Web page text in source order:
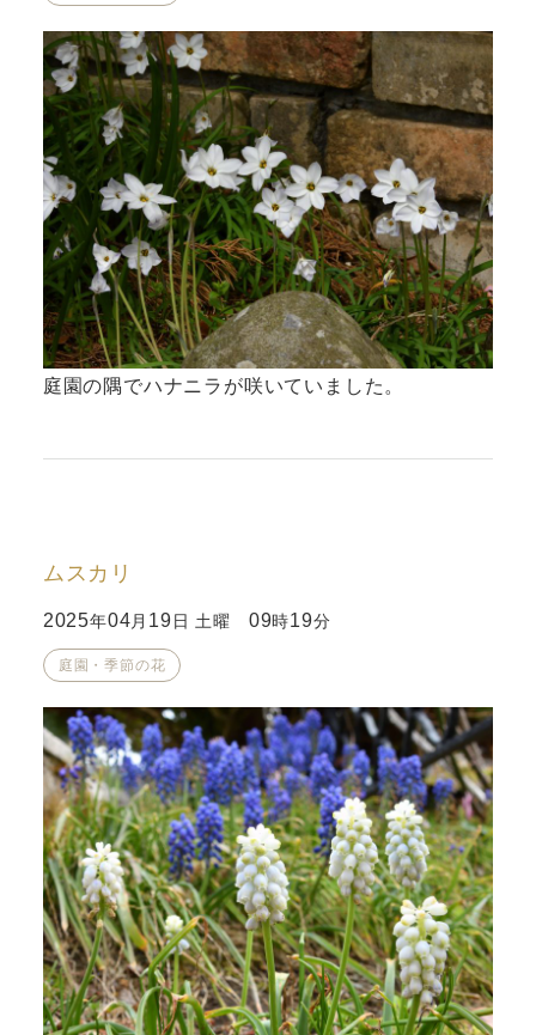
庭園の隅でハナニラが咲いていました。
ムスカリ
2025年04月 19 日 土曜 09時19分
庭園・季節の花